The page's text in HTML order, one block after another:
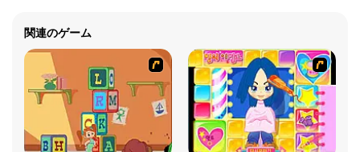
関連のゲーム